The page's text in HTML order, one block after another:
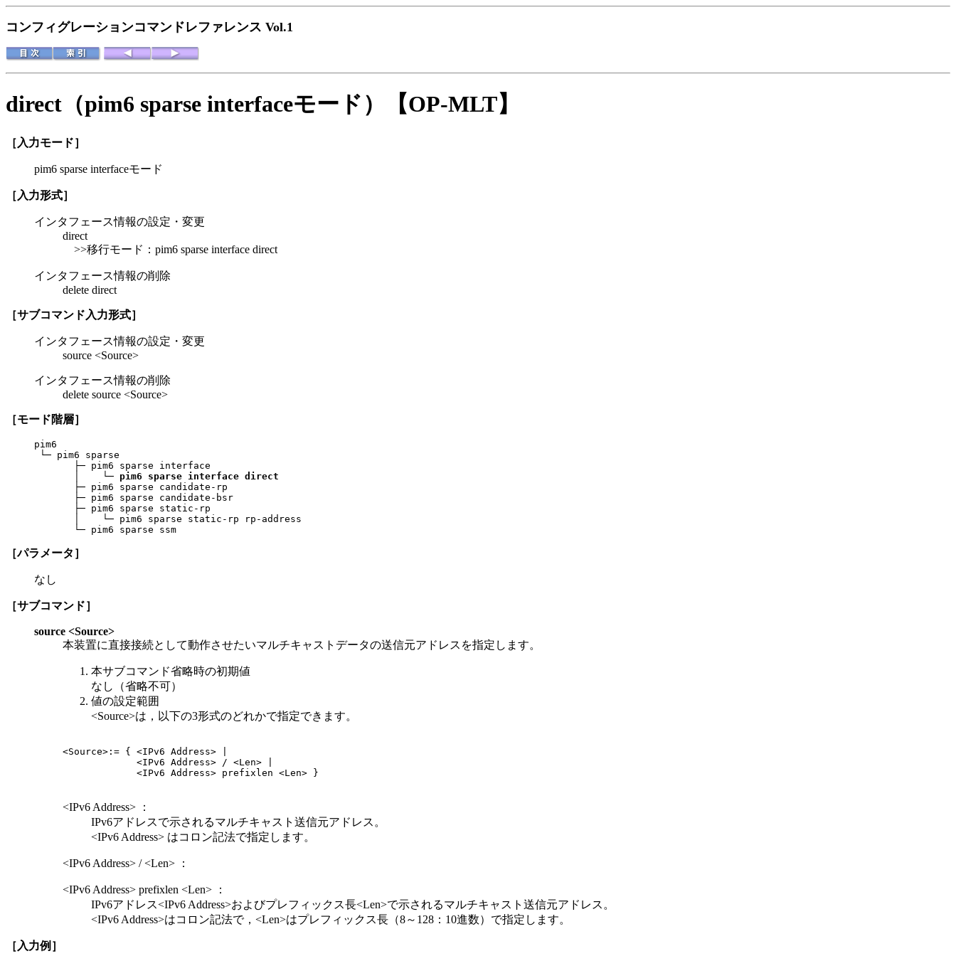
コンフィグレーションコマンドレファレンス Vol.1
direct（pim6 sparse interfaceモード） 【OP-MLT】
［入力モード］
pim6 sparse interfaceモード
［入力形式］
インタフェース情報の設定・変更
direct
>>移行モード：pim6 sparse interface direct
インタフェース情報の削除
delete direct
［サブコマンド入力形式］
インタフェース情報の設定・変更
source <Source>
インタフェース情報の削除
delete source <Source>
［モード階層］
pim6
└─ pim6 sparse
       ├─ pim6 sparse interface
       │    └─
pim6 sparse interface direct
       ├─ pim6 sparse candidate-rp
       ├─ pim6 sparse candidate-bsr
       ├─ pim6 sparse static-rp
       │    └─ pim6 sparse static-rp rp-address
       └─ pim6 sparse ssm
［パラメータ］
なし
［サブコマンド］
source <Source>
本装置に直接接続として動作させたいマルチキャストデータの送信元アドレスを指定します。
本サブコマンド省略時の初期値
なし（省略不可）
値の設定範囲
<Source>は，以下の3形式のどれかで指定できます。
<Source>:= { <IPv6 Address> |
             <IPv6 Address> / <Len> |
             <IPv6 Address> prefixlen <Len> }
<IPv6 Address> ：
IPv6アドレスで示されるマルチキャスト送信元アドレス。
<IPv6 Address> はコロン記法で指定します。
<IPv6 Address> / <Len> ：
<IPv6 Address> prefixlen <Len> ：
IPv6アドレス<IPv6 Address>およびプレフィックス長<Len>で示されるマルチキャスト送信元アドレス。
<IPv6 Address>はコロン記法で，<Len>はプレフィックス長（8～128：10進数）で指定します。
［入力例］